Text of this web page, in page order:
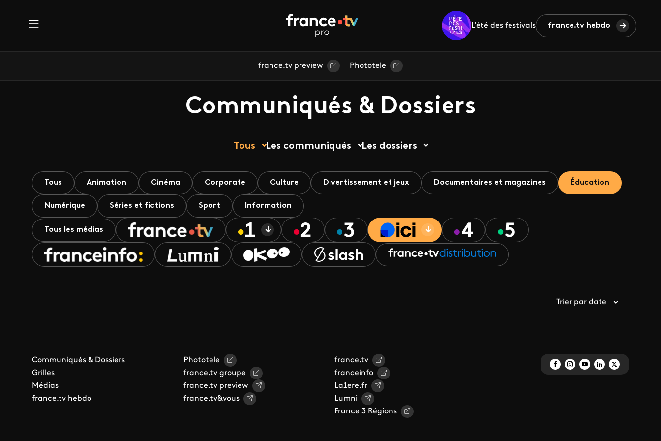
L'été des festivals france.tv hebdo
france.tv preview Phototele
Communiqués & Dossiers
Tous Les communiqués Les dossiers
Tous Animation Cinéma Corporate Culture Divertissement et jeux Documentaires et magazines Éducation
Numérique Séries et fictions Sport Information
Tous les médias
Trier par date
Communiqués & Dossiers
Grilles
Médias
france.tv hebdo
Phototele
france.tv groupe
france.tv preview
france.tv&vous
france.tv
franceinfo
La1ere.fr
Lumni
France 3 Régions